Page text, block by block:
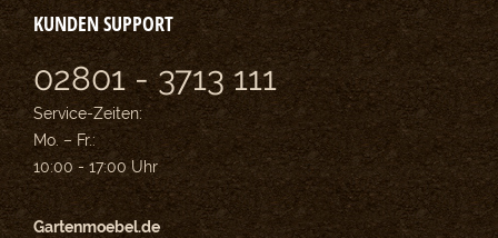
KUNDEN SUPPORT
02801 - 3713 111
Service-Zeiten:
Mo. – Fr.:
10:00 - 17:00 Uhr
Gartenmoebel.de